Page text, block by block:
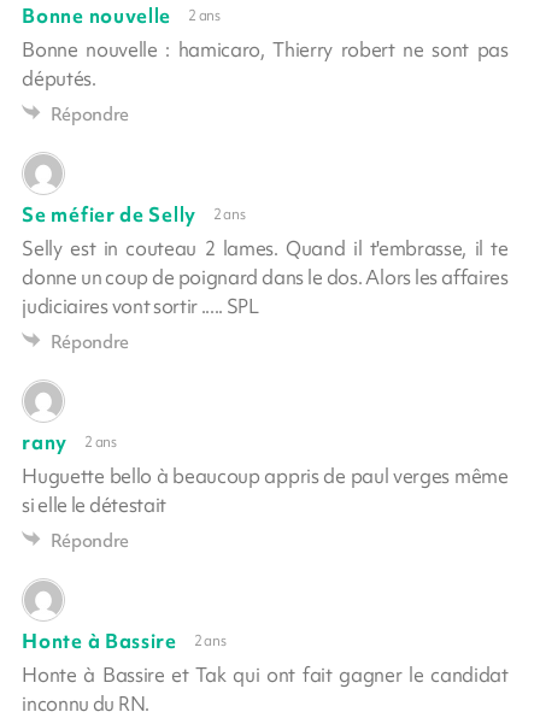
Bonne nouvelle 2 ans
Bonne nouvelle : hamicaro, Thierry robert ne sont pas
députés.
Répondre
Se méfier de Selly 2 ans
Selly est in couteau 2 lames. Quand il t'embrasse, il te
donne un coup de poignard dans le dos. Alors les affaires
judiciaires vont sortir ..... SPL
Répondre
rany 2 ans
Huguette bello à beaucoup appris de paul verges même
si elle le détestait
Répondre
Honte à Bassire 2 ans
Honte à Bassire et Tak qui ont fait gagner le candidat
inconnu du RN.